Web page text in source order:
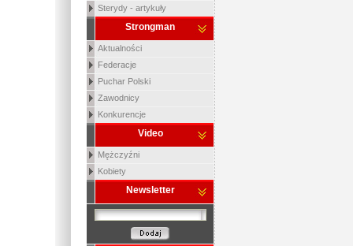
Sterydy - artykuły
Strongman
Aktualności
Federacje
Puchar Polski
Zawodnicy
Konkurencje
Video
Mężczyźni
Kobiety
Newsletter